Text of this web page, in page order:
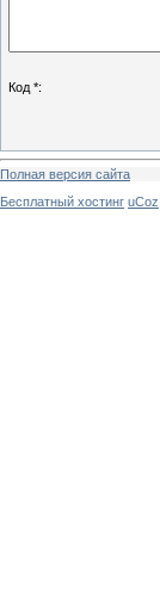
Код *:
Полная версия сайта
Бесплатный хостинг uCoz